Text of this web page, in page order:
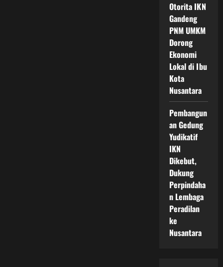
Otorita IKN
Gandeng
PNM UMKM
Dorong
Ekonomi
Lokal di Ibu
Kota
Nusantara
Pembangun
an Gedung
Yudikatif
IKN
Dikebut,
Dukung
Perpindaha
n Lembaga
Peradilan
ke
Nusantara